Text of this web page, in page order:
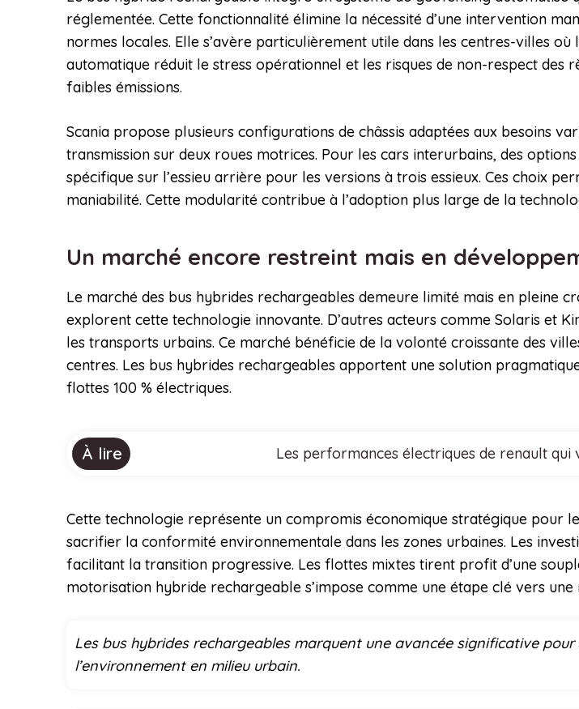
réglementée. Cette fonctionnalité élimine la nécessité d’une intervention
normes locales. Elle s’avère particulièrement utile dans les centres-villes
automatique réduit le stress opérationnel et les risques de non-respect des
faibles émissions.
Scania propose plusieurs configurations de châssis adaptées aux besoins
transmission sur deux roues motrices. Pour les cars interurbains, des
spécifique sur l’essieu arrière pour les versions à trois essieux. Ces choix
maniabilité. Cette modularité contribue à l’adoption plus large de la
Un marché encore restreint mais en
Le marché des bus hybrides rechargeables demeure limité mais en pleine
explorent cette technologie innovante. D’autres acteurs comme Solaris et
les transports urbains. Ce marché bénéficie de la volonté croissante des
centres. Les bus hybrides rechargeables apportent une solution
flottes 100 % électriques.
À lire Les performances électriques de renault
Cette technologie représente un compromis économique stratégique pour
sacrifier la conformité environnementale dans les zones urbaines. Les
facilitant la transition progressive. Les flottes mixtes tirent profit d’une
motorisation hybride rechargeable s’impose comme une étape clé vers
Les bus hybrides rechargeables marquent une avancée significative
l’environnement en milieu urbain.